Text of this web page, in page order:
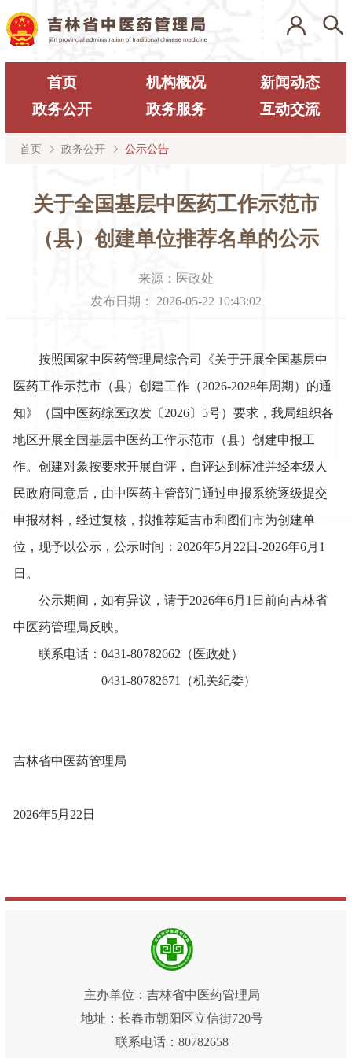
首页 机构概况
新闻动态
政务公开
政务服务 互动交流
首页 政务公开 公示公告
关于全国基层中医药工作示范市
（县）创建单位推荐名单的公示
来源： 医政处
发布日期： 2026-05-22 10:43:02
按照 国家中医药管理局综合司
《关于开展全国基层中
医药工作示范市（县）创建工作（2026-2028年周期）的通
知》（国中医药综医政发〔2026〕5号）要求，我局组织各
地区开展全国基层中医药工作示范市（县）创建申报工
作。创建对象按要求开展自评，自评达到标准并经本级人
民政府同意后，由中医药主管部门通过申报系统逐级提交
申报材料，经过复核 ，拟推荐延吉市和图们市为创建单
位 ，现予以公示，公示时间：2026年5月 22 日-2026年6月 1
日。
公示期间，如有异议，请于2026年6月 1 日前向吉林省
中医药管理局反映。
联系电话：0431-80782662 （ 医政处）
0431-80782671 （机关纪委）
吉林省中医药管理局
2026年5月 22 日
主办单位：吉林省中医药管理局
地址：长春市朝阳区立信街720号
联系电话：80782658